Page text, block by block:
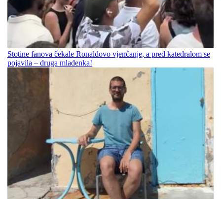
Stotine fanova čekale Ronaldovo vjenčanje, a pred katedralom se
pojavila – druga mladenka!